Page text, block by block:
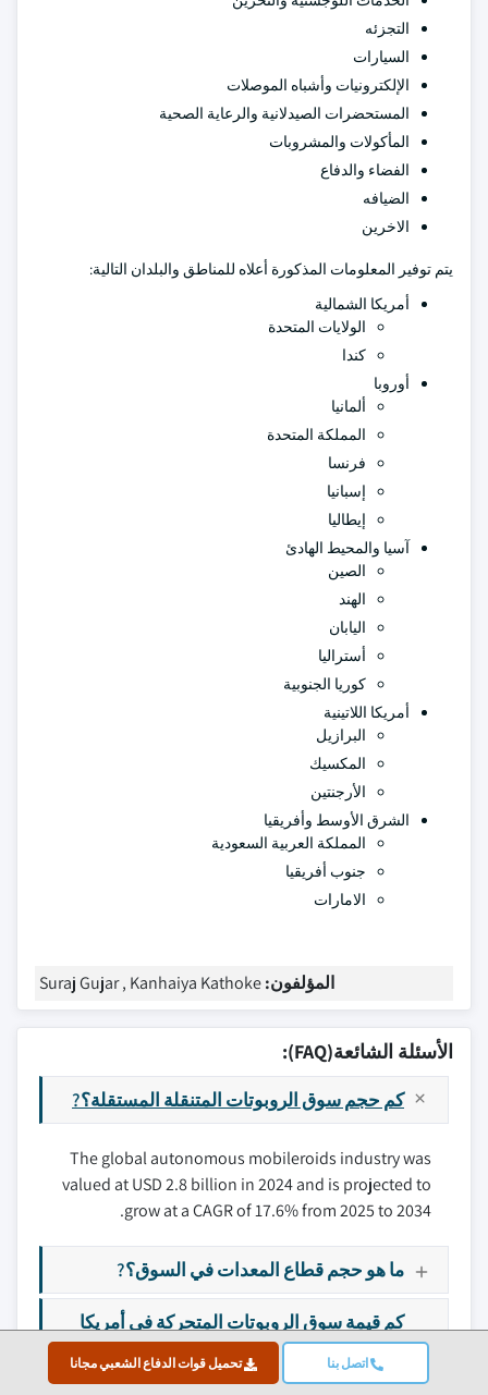
اتصل بنا تحميل قوات الدفاع الشعبي مجانا
التجزئه
السيارات
الإلكترونيات وأشباه الموصلات
المستحضرات الصيدلانية والرعاية الصحية
المأكولات والمشروبات
الفضاء والدفاع
الضيافه
الاخرين
يتم توفير المعلومات المذكورة أعلاه للمناطق والبلدان التالية:
أمريكا الشمالية
الولايات المتحدة
كندا
أوروبا
ألمانيا
المملكة المتحدة
فرنسا
إسبانيا
إيطاليا
آسيا والمحيط الهادئ
الصين
الهند
اليابان
أستراليا
كوريا الجنوبية
أمريكا اللاتينية
البرازيل
المكسيك
الأرجنتين
الشرق الأوسط وأفريقيا
المملكة العربية السعودية
جنوب أفريقيا
الامارات
المؤلفون:Suraj Gujar , Kanhaiya Kathoke
الأسئلة الشائعة(FAQ):
كم حجم سوق الروبوتات المتنقلة المستقلة؟?
The global autonomous mobileroids industry was
valued at USD 2.8 billion in 2024 and is projected to
grow at a CAGR of 17.6% from 2025 to 2034.
ما هو حجم قطاع المعدات في السوق؟?
كم قيمة سوق الروبوتات المتحركة في أمريكا
الشمالية في عام 2024؟?